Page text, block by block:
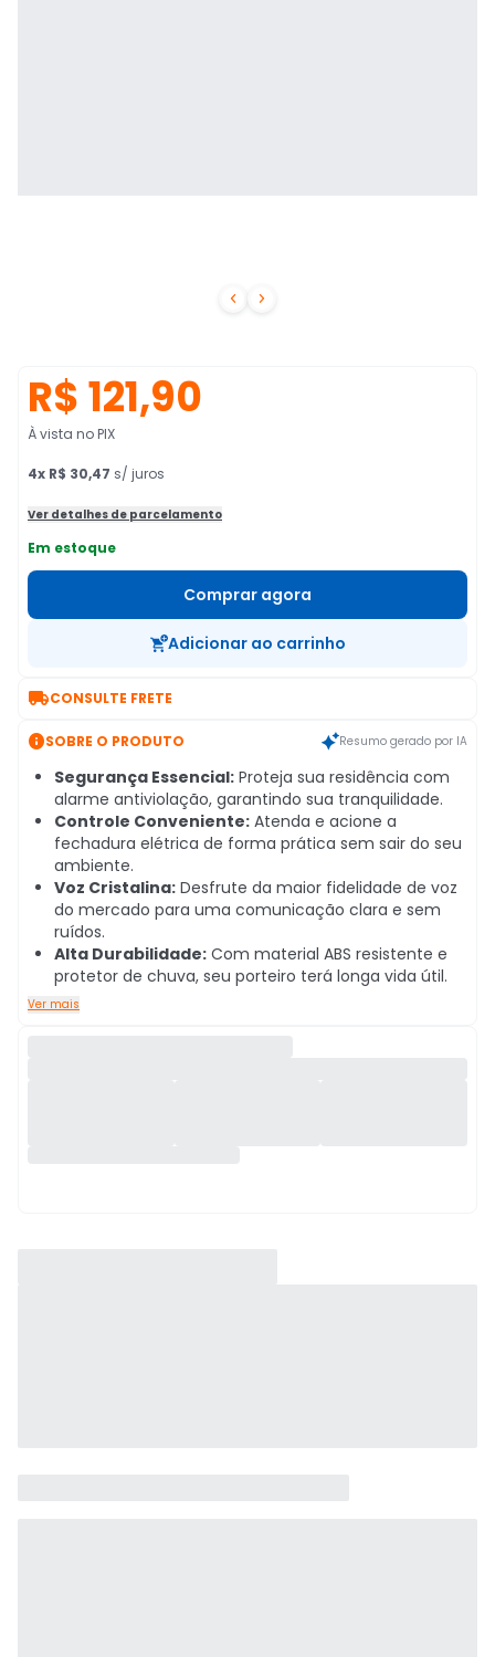
 
R$ 121,90
À vista no PIX
4x R$ 30,47 s/ juros
Ver detalhes de parcelamento
Em estoque
Comprar agora
Adicionar ao carrinho
CONSULTE FRETE
SOBRE O PRODUTO Resumo gerado por IA
Segurança Essencial: Proteja sua residência com
alarme antiviolação, garantindo sua tranquilidade.
Controle Conveniente: Atenda e acione a
fechadura elétrica de forma prática sem sair do seu
ambiente.
Voz Cristalina: Desfrute da maior fidelidade de voz
do mercado para uma comunicação clara e sem
ruídos.
Alta Durabilidade: Com material ABS resistente e
protetor de chuva, seu porteiro terá longa vida útil.
Ver mais